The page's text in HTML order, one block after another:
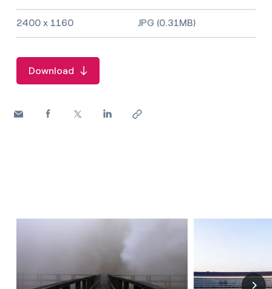
Image size and file type
2400 x 1160 JPG (0.31MB)
Download